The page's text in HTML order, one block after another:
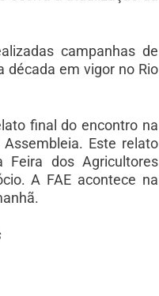
campanhas de
década em vigor no Rio
final do encontro na
Este relato
Feira dos Agricultores
A FAE acontece na